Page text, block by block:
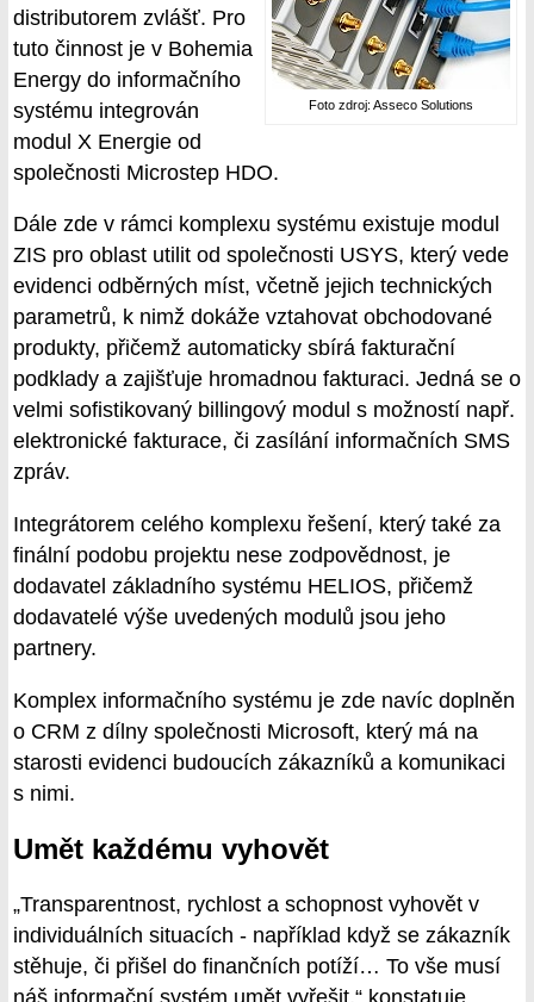
Foto zdroj: Asseco Solutions
distributorem zvlášť. Pro
tuto činnost je v Bohemia
Energy do informačního
systému integrován
modul X Energie od
společnosti Microstep HDO.
Dále zde v rámci komplexu systému existuje modul
ZIS pro oblast utilit od společnosti USYS, který vede
evidenci odběrných míst, včetně jejich technických
parametrů, k nimž dokáže vztahovat obchodované
produkty, přičemž automaticky sbírá fakturační
podklady a zajišťuje hromadnou fakturaci. Jedná se o
velmi sofistikovaný billingový modul s možností např.
elektronické fakturace, či zasílání informačních SMS
zpráv.
Integrátorem celého komplexu řešení, který také za
finální podobu projektu nese zodpovědnost, je
dodavatel základního systému HELIOS, přičemž
dodavatelé výše uvedených modulů jsou jeho
partnery.
Komplex informačního systému je zde navíc doplněn
o CRM z dílny společnosti Microsoft, který má na
starosti evidenci budoucích zákazníků a komunikaci
s nimi.
Umět každému vyhovět
„Transparentnost, rychlost a schopnost vyhovět v
individuálních situacích - například když se zákazník
stěhuje, či přišel do finančních potíží… To vše musí